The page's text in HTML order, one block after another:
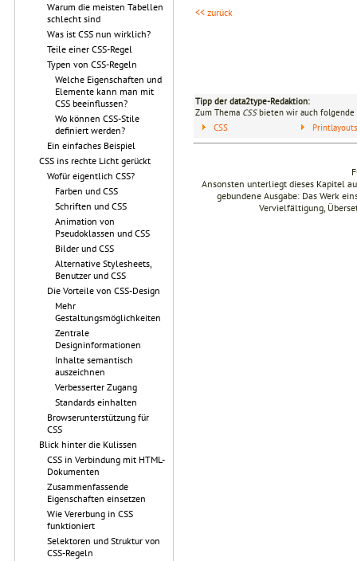
Warum die meisten Tabellen
schlecht sind
Was ist CSS nun wirklich?
Teile einer CSS-Regel
Typen von CSS-Regeln
Welche Eigenschaften und
Elemente kann man mit
CSS beeinflussen?
Wo können CSS-Stile
definiert werden?
Ein einfaches Beispiel
CSS ins rechte Licht gerückt
Wofür eigentlich CSS?
Farben und CSS
Schriften und CSS
Animation von
Pseudoklassen und CSS
Bilder und CSS
Alternative Stylesheets,
Benutzer und CSS
Die Vorteile von CSS-Design
Mehr
Gestaltungsmöglichkeiten
Zentrale
Designinformationen
Inhalte semantisch
auszeichnen
Verbesserter Zugang
Standards einhalten
Browserunterstützung für
CSS
Blick hinter die Kulissen
CSS in Verbindung mit HTML-
Dokumenten
Zusammenfassende
Eigenschaften einsetzen
Wie Vererbung in CSS
funktioniert
Selektoren und Struktur von
CSS-Regeln
<< zurück
Tipp der data2type-Redaktion:
Zum Thema CSSbieten wir auch folgende
CSS
Ansonsten unterliegt dieses Kapitel
gebundene Ausgabe: Das Werk
Vervielfältigung,